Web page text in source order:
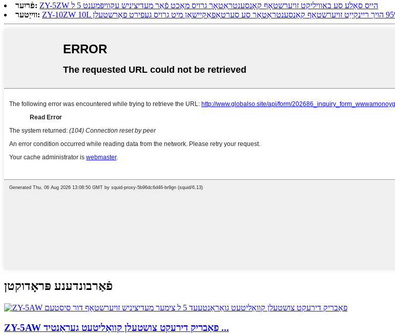
פֿריִער:
ZY-5ZW הייס סאַלע סע באוויליקט זויערשטאָף קאָנסענטראַטאָר גרויס מאַכט פֿאַר מעדיציניש עקוויפּמענט 5 ל
ווייַטער:
פֿאַרבונדענע פּראָדוקטן
ZY-5AW פאַבריק דירעקט צושטעלן קוואַליטעט געראַנטיד ...